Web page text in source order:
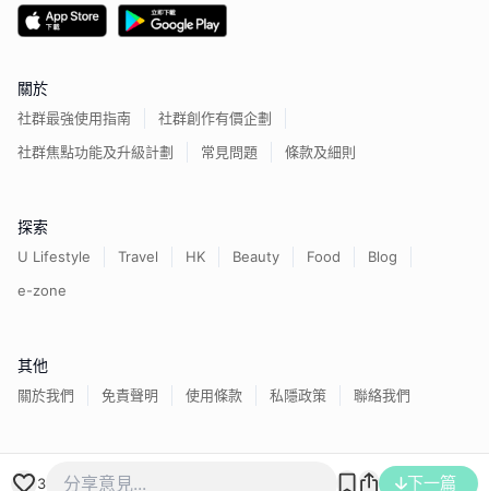
3 下一篇
關於
社群最強使用指南
社群創作有價企劃
社群焦點功能及升級計劃
常見問題 條款及細則
探索
U Lifestyle Travel HK Beauty Food
Blog
e-zone
其他
關於我們 免責聲明 使用條款 私隱政策 聯絡我們
香港經濟日報版權所有©